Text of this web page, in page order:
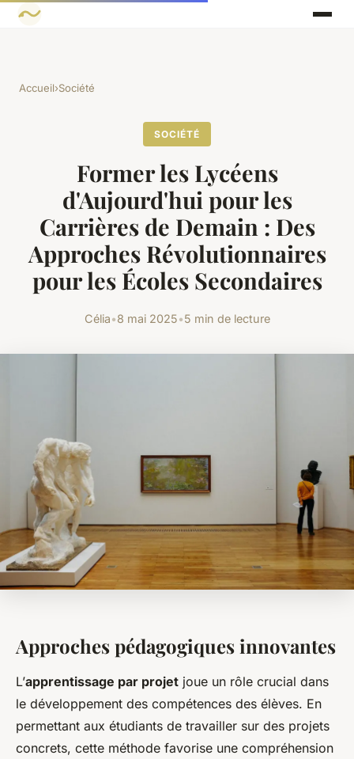
Accueil›Société
SOCIÉTÉ
Former les Lycéens
d'Aujourd'hui pour les
Carrières de Demain : Des
Approches Révolutionnaires
pour les Écoles Secondaires
Célia•8 mai 2025•5 min de lecture
Approches pédagogiques innovantes
L’apprentissage par projet joue un rôle crucial dans
le développement des compétences des élèves. En
permettant aux étudiants de travailler sur des projets
concrets, cette méthode favorise une compréhension